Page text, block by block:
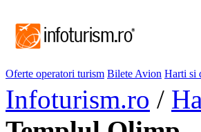
Oferte operatori turism Bilete Avion Harti si
Infoturism.ro /